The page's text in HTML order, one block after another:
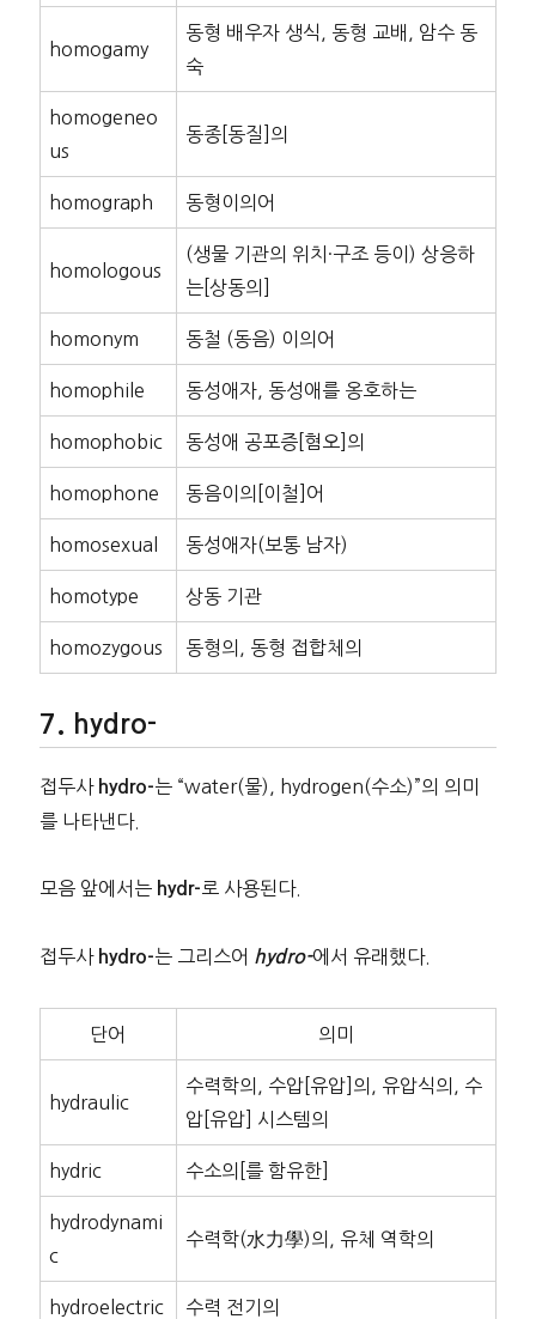
homogamy
동형 배우자 생식, 동형 교배, 암수 동
숙
homogeneo
us
동종[동질]의
homograph 동형이의어
homologous
(생물 기관의 위치·구조 등이) 상응하
는[상동의]
homonym 동철 (동음) 이의어
homophile 동성애자, 동성애를 옹호하는
homophobic 동성애 공포증[혐오]의
homophone 동음이의[이철]어
homosexual 동성애자(보통 남자)
homotype 상동 기관
homozygous 동형의, 동형 접합체의
hydro-
접두사 hydro-는 “water(물), hydrogen(수소)”의 의미
를 나타낸다.
모음 앞에서는 hydr-로 사용된다.
접두사 hydro-는 그리스어 hydro-에서 유래했다.
단어 의미
hydraulic
수력학의, 수압[유압]의, 유압식의, 수
압[유압] 시스템의
hydric 수소의[를 함유한]
hydrodynami
c
수력학(水力學)의, 유체 역학의
hydroelectric 수력 전기의